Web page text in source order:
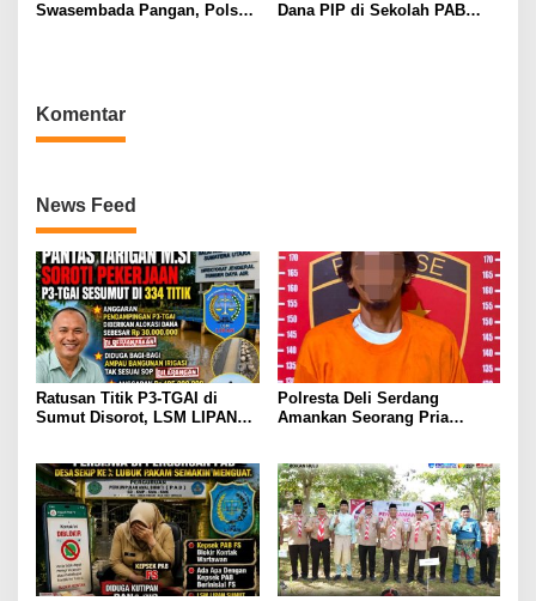
Swasembada Pangan, Polsek
Dana PIP di Sekolah PAB
Komentar
News Feed
Ratusan Titik P3-TGAI di
Sumut Disorot, LSM LIPAN
Pembangunan Irigasi
Polresta Deli Serdang
Amankan Seorang Pria
Seksual terhadap
Penyandang Disabilitas